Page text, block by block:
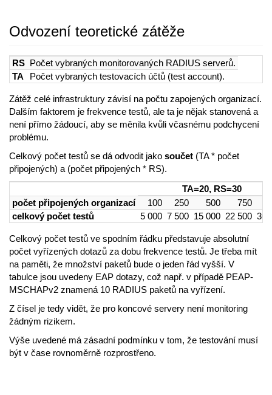
Odvození teoretické zátěže
RS Počet vybraných monitorovaných RADIUS serverů.
TA
Počet vybraných testovacích účtů (test account).
Zátěž celé infrastruktury závisí na počtu zapojených organizací.
Dalším faktorem je frekvence testů, ale ta je nějak stanovená a
není přímo žádoucí, aby se měnila kvůli včasnému podchycení
problému.
Celkový počet testů se dá odvodit jako součet (TA * počet
připojených) a (počet připojených * RS).
TA=20, RS=30
počet připojených organizací
100 250 500 750
celkový počet testů
5 000 7 500 15 000 22 500 30
Celkový počet testů ve spodním řádku představuje absolutní
počet vyřízených dotazů za dobu frekvence testů. Je třeba mít
na paměti, že množství paketů bude o jeden řád vyšší. V
tabulce jsou uvedeny EAP dotazy, což např. v případě PEAP-
MSCHAPv2 znamená 10 RADIUS paketů na vyřízení.
Z čísel je tedy vidět, že pro koncové servery není monitoring
žádným rizikem.
Výše uvedené má zásadní podmínku v tom, že testování musí
být v čase rovnoměrně rozprostřeno.